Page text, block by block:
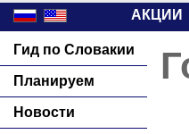
АКЦИИ
Гид по Словакии
Планируем
Новости